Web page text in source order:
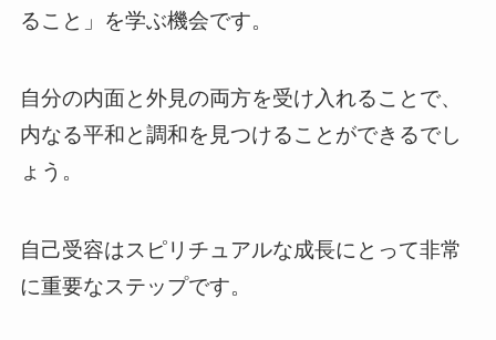
ること」を学ぶ機会です。
自分の内面と外見の両方を受け入れることで、
内なる平和と調和を見つけることができるでし
ょう。
自己受容はスピリチュアルな成長にとって非常
に重要なステップです。